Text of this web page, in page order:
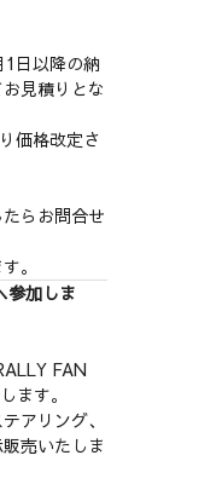
日以降の納
見積りとな
価格改定さ
らお問合せ
。
参加しま
FAN
ます。
アリング、
売いたしま